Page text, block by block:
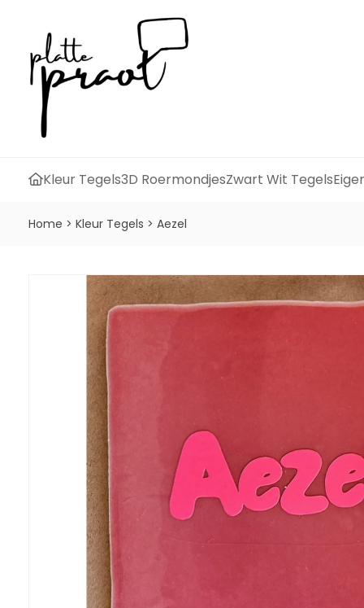
Kleur Tegels3D RoermondjesZwart Wit Tegels
Home > Kleur Tegels > Aezel